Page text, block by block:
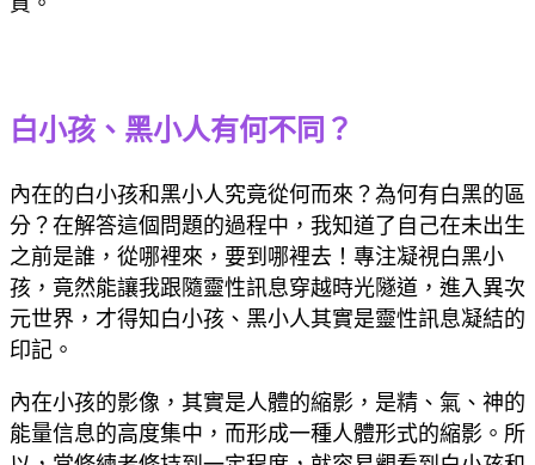
白小孩、黑小人有何不同？
內在的白小孩和黑小人究竟從何而來？為何有白黑的區
分？在解答這個問題的過程中，我知道了自己在未出生
之前是誰，從哪裡來，要到哪裡去！專注凝視白黑小
孩，竟然能讓我跟隨靈性訊息穿越時光隧道，進入異次
元世界，才得知白小孩、黑小人其實是靈性訊息凝結的
印記。
內在小孩的影像，其實是人體的縮影，是精、氣、神的
能量信息的高度集中，而形成一種人體形式的縮影。所